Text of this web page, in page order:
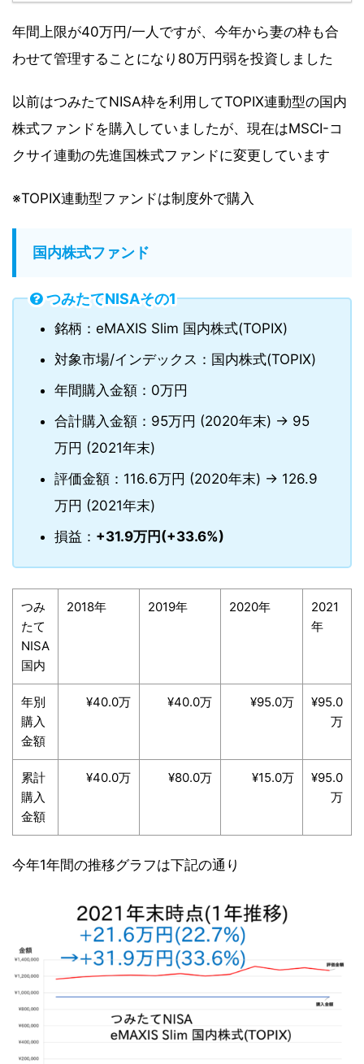
年間上限が40万円/一人ですが、今年から妻の枠も合
わせて管理することになり80万円弱を投資しました
以前はつみたてNISA枠を利用してTOPIX連動型の国内
株式ファンドを購入していましたが、現在はMSCI-コ
クサイ連動の先進国株式ファンドに変更しています
※TOPIX連動型ファンドは制度外で購入
国内株式ファンド
つみたてNISAその1
銘柄：eMAXIS Slim 国内株式(TOPIX)
対象市場/インデックス：国内株式(TOPIX)
年間購入金額：0万円
合計購入金額：95万円 (2020年末) → 95
万円 (2021年末)
評価金額：116.6万円 (2020年末) → 126.9
万円 (2021年末)
損益： +31.9万円(+33.6%)
つみ
たて
NISA
国内
2018年 2019年 2020年
2021
年
年別
購入
金額
¥40.0万 ¥40.0万 ¥95.0万
¥95.0
万
累計
購入
金額
¥40.0万 ¥80.0万 ¥15.0万
¥95.0
万
今年1年間の推移グラフは下記の通り